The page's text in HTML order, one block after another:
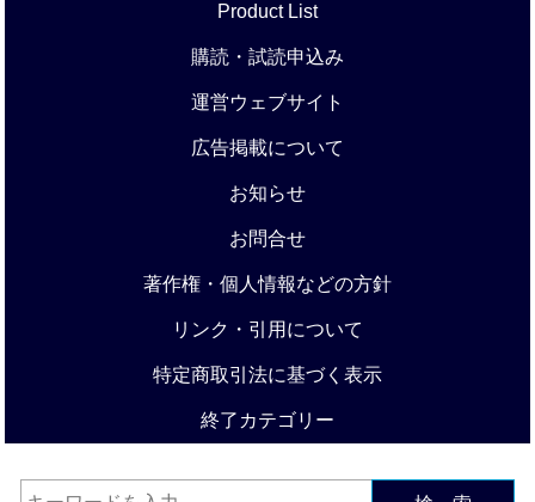
Product List
購読・試読申込み
運営ウェブサイト
広告掲載について
お知らせ
お問合せ
著作権・個人情報などの方針
リンク・引用について
特定商取引法に基づく表示
終了カテゴリー